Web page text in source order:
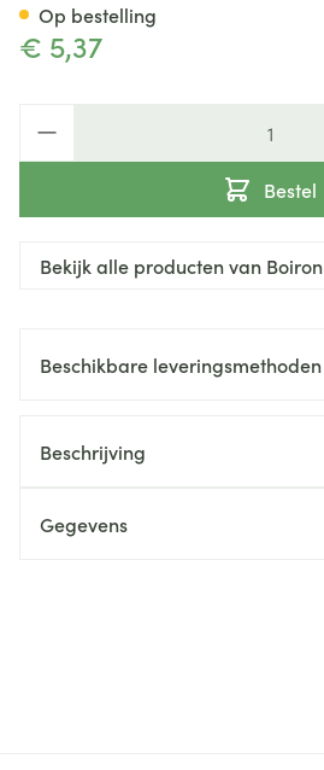
€ 5,37
Bestel
Op bestelling
Bekijk alle producten van Boiron
Beschikbare leveringsmethoden
Beschrijving
Gegevens